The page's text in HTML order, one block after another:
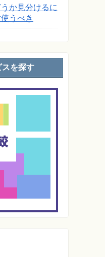
か見分けるに
うべき
スを探す